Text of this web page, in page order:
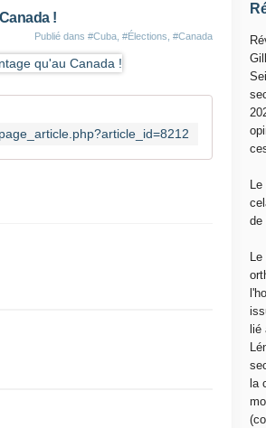
!
Publié dans #Cuba #Élections #Canada
de
la